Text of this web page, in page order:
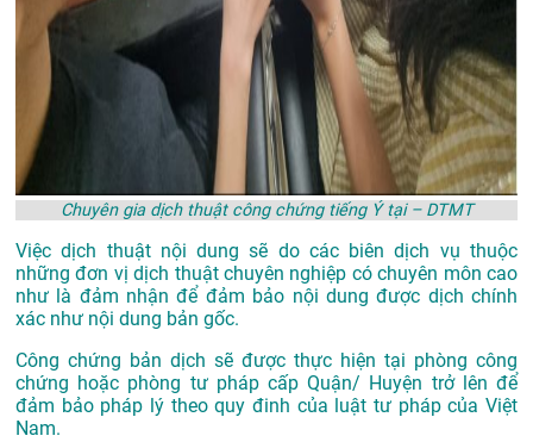
Chuyên gia dịch thuật công chứng tiếng Ý tại – DTMT
Việc dịch thuật nội dung sẽ do các biên dịch vụ thuộc
những đơn vị dịch thuật chuyên nghiệp có chuyên môn cao
như là đảm nhận để đảm bảo nội dung được dịch chính
xác như nội dung bản gốc.
Công chứng bản dịch sẽ được thực hiện tại phòng công
chứng hoặc phòng tư pháp cấp Quận/ Huyện trở lên để
đảm bảo pháp lý theo quy đinh của luật tư pháp của Việt
Nam.